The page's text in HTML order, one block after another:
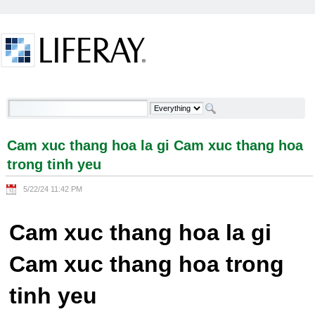
Cam xuc thang hoa la gi Cam xuc thang hoa trong
Cam xuc thang hoa la gi Cam xuc thang hoa
trong tinh yeu
5/22/24 11:42 PM
Cam xuc thang hoa la gi
Cam xuc thang hoa trong
tinh yeu